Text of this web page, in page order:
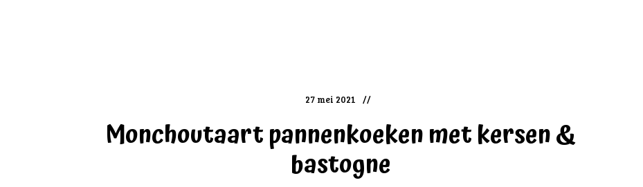
27 mei 2021
Monchoutaart pannenkoeken met kersen &
bastogne